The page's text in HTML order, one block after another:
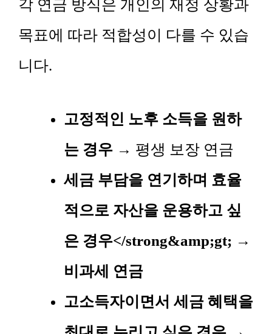
각 연금 방식은 개인의 재정 상황과
목표에 따라 적합성이 다를 수 있습
니다.
고정적인 노후 소득을 원하
는 경우 → 평생 보장 연금
세금 부담을 연기하며 효율
적으로 자산을 운용하고 싶
은 경우</strong&amp;gt; →
비과세 연금
고소득자이면서 세금 혜택을